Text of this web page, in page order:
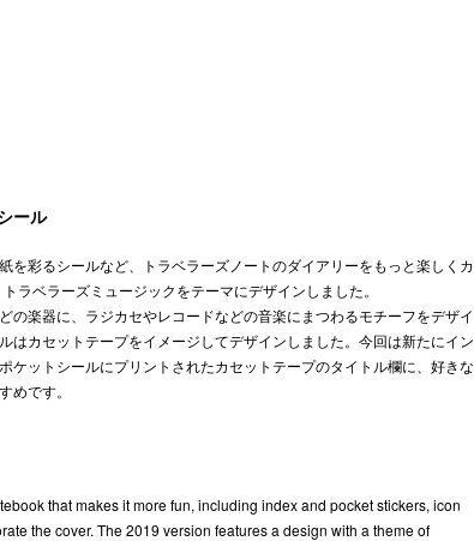
ール
を彩るシールなど、トラベラーズノートのダイアリーをもっと楽しくカ
ラベラーズミュージックをテーマにデザインしました。
の楽器に、ラジカセやレコードなどの音楽にまつわるモチーフをデザイ
はカセットテープをイメージしてデザインしました。今回は新たにイン
ケットシールにプリントされたカセットテープのタイトル欄に、好きな
めです。
that makes it more fun, including index and pocket stickers, icon
the cover. The 2019 version features a design with a theme of